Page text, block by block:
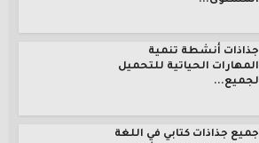
جذاذات أنشطة تنمية
المهارات الحياتية للتحميل
لجميع...
جميع جذاذات كتابي في اللغة